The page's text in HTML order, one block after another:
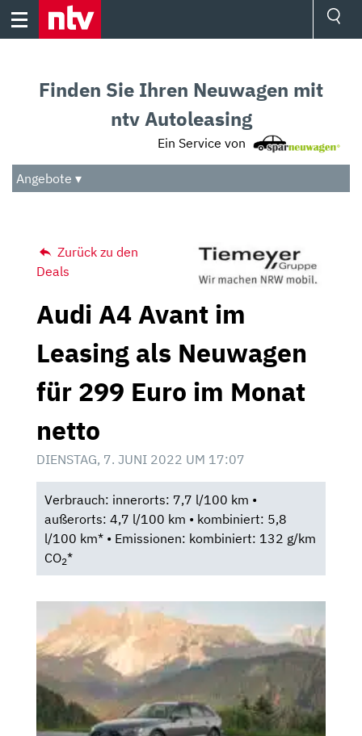
Skip
Audio
Das Beste
Finden Sie Ihren Neuwagen mit
ntv Autoleasing
Ein Service von
Angebote ▾
Zurück zu den
Deals
Audi A4 Avant im
Leasing als Neuwagen
für 299 Euro im Monat
netto
DIENSTAG, 7. JUNI 2022 UM 17:07
Verbrauch: innerorts: 7,7 l/100 km •
außerorts: 4,7 l/100 km • kombiniert: 5,8
l/100 km* • Emissionen: kombiniert: 132 g/km
CO2*